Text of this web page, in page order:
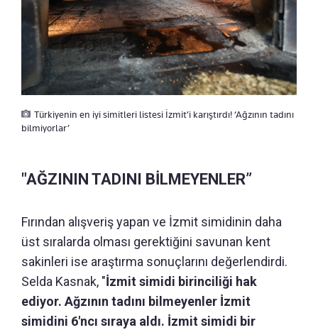
Türkiyenin en iyi simitleri listesi İzmit’i karıştırdı! ‘Ağzının tadını
bilmiyorlar’
"AĞZININ TADINI BİLMEYENLER”
Fırından alışveriş yapan ve İzmit simidinin daha
üst sıralarda olması gerektiğini savunan kent
sakinleri ise araştırma sonuçlarını değerlendirdi.
Selda Kasnak, "İzmit simidi birinciliği hak
ediyor. Ağzının tadını bilmeyenler İzmit
simidini 6'ncı sıraya aldı. İzmit simidi bir